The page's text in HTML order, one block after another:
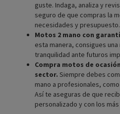
guste. Indaga, analiza y
seguro de que compras la
necesidades y presupuesto.
Motos 2 mano con
esta manera, consigues
tranquilidad ante futuros
Compra motos de
sector. Siempre debes
mano a profesionales,
Así te aseguras de que
personalizado y con los